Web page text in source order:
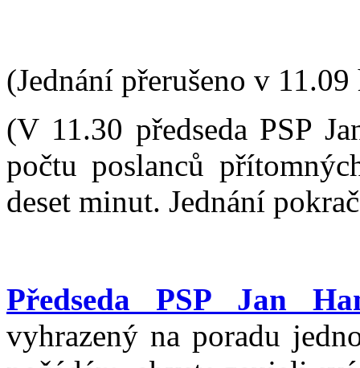
(Jednání přerušeno v
(V 11.30 předseda PSP
počtu poslanců
deset minut. Jednání
Předseda PSP Jan
vyhrazený na poradu